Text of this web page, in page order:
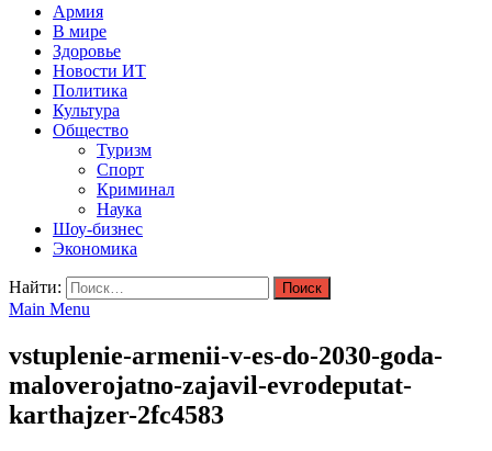
Армия
В мире
Здоровье
Новости ИТ
Политика
Культура
Общество
Туризм
Спорт
Криминал
Наука
Шоу-бизнес
Экономика
Найти:
Main Menu
vstuplenie-armenii-v-es-do-2030-goda-
maloverojatno-zajavil-evrodeputat-
karthajzer-2fc4583